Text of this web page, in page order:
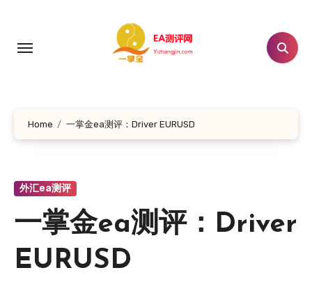
Home 一掌金ea测评：Driver EURUSD
外汇ea测评
一掌金ea测评：Driver
EURUSD